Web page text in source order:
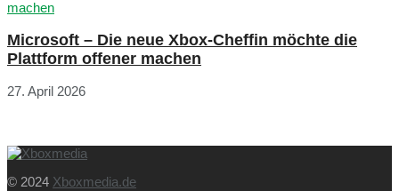
Microsoft – Die neue Xbox-Cheffin möchte die
Plattform offener machen
27. April 2026
© 2024 Xboxmedia.de